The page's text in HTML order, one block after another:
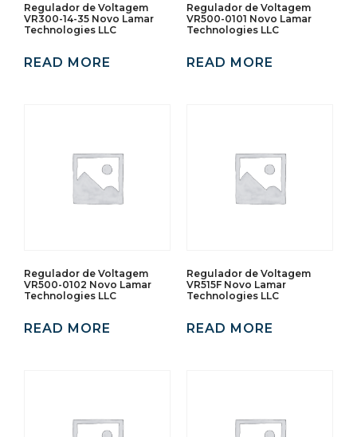
Regulador de Voltagem
VR300-14-35 Novo Lamar
Technologies LLC
READ MORE
Regulador de Voltagem
VR500-0101 Novo Lamar
Technologies LLC
READ MORE
Regulador de Voltagem
VR500-0102 Novo Lamar
Technologies LLC
READ MORE
Regulador de Voltagem
VR515F Novo Lamar
Technologies LLC
READ MORE